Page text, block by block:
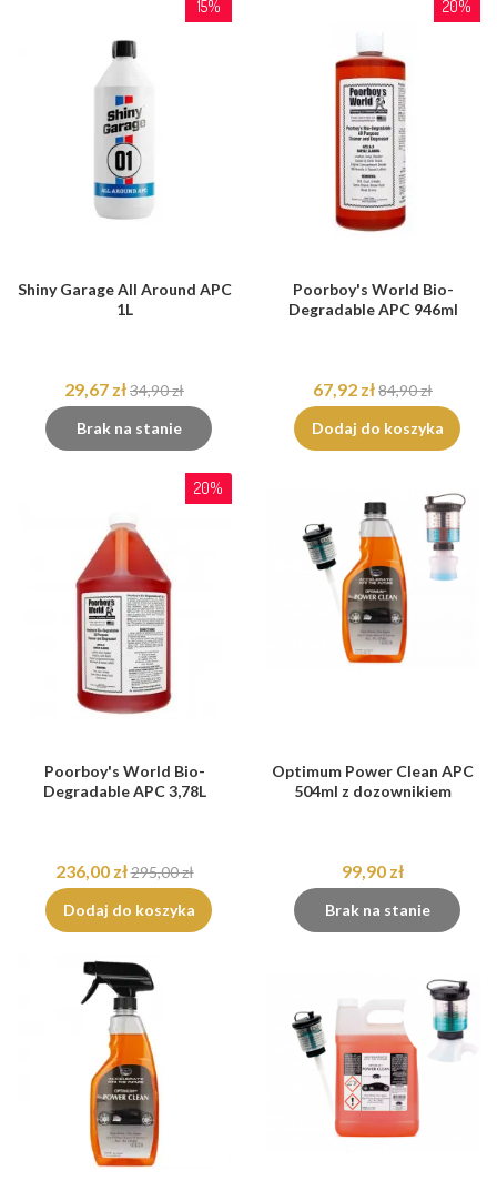
15%
Shiny Garage All Around APC
1L
29,67 zł34,90 zł
Brak na stanie
20%
Poorboy's World Bio-
Degradable APC 946ml
67,92 zł84,90 zł
Dodaj do koszyka
20%
Poorboy's World Bio-
Degradable APC 3,78L
236,00 zł295,00 zł
Dodaj do koszyka
Optimum Power Clean APC
504ml z dozownikiem
99,90 zł
Brak na stanie